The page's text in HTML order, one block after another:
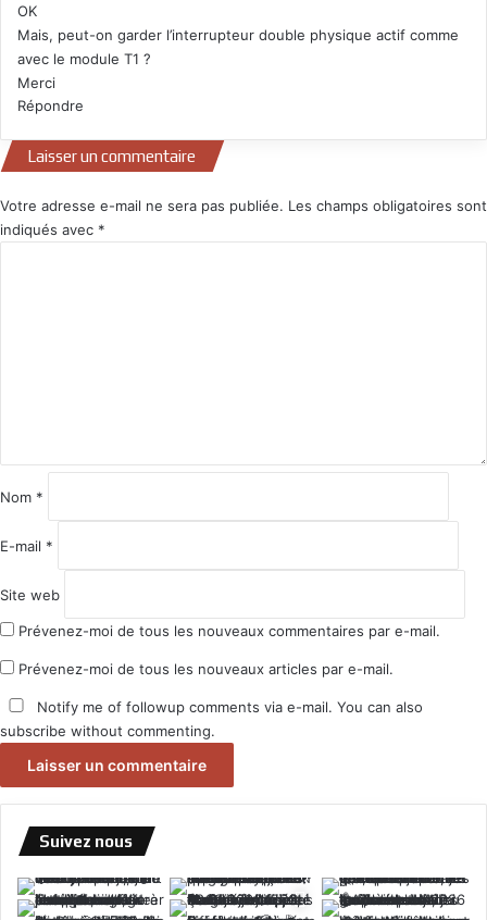
OK
Mais, peut-on garder l’interrupteur double physique actif comme
avec le module T1 ?
Merci
Répondre
Laisser un commentaire
Votre adresse e-mail ne sera pas publiée. Les champs obligatoires sont
indiqués avec *
r
e
Nom *
E-mail *
Site web
Prévenez-moi de tous les nouveaux commentaires par e-mail.
Prévenez-moi de tous les nouveaux articles par e-mail.
Notify me of followup comments via e-mail. You can also
subscribe without commenting.
Suivez nous